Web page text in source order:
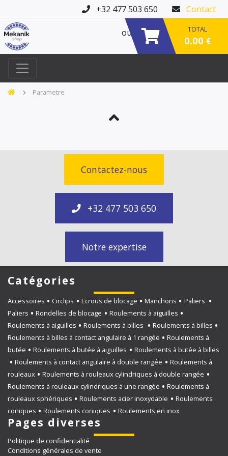
+32 477 503 650 Contact
ou TOTAL
0.00 €
Parametre
Contactez-nous
+32 477 503 650
Notre expertise
Catégories
Accessoires Circlips Ecrous de blocage Manchons
Paliers
Paliers
Rondelles de blocage
Roulements à aiguilles
Roulements à aiguilles
Roulements à billes
Roulements à billes
Roulements à billes à contact angulaire à 1 rangée
Roulements à
butée
Roulements à butée à aiguilles
Roulements à butée à billes
Roulements à contact angulaire à double rangée
Roulements à
rouleaux
Roulements à rouleaux cylindriques à double rangée
Roulements à rouleaux cylindriques à une rangée
Roulements à
rouleaux sphériques
Roulements acier inoxydable
Roulements
coniques
Roulements coniques Roulements en inox
Pages diverses
Politique de confidentialité
Conditions générales de vente